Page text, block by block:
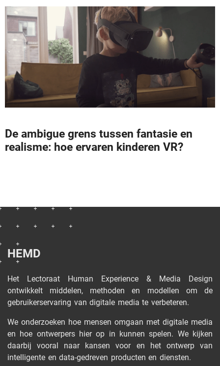
De ambigue grens tussen fantasie en
realisme: hoe ervaren kinderen VR?
HEMD
Het Lectoraat Human Experience & Media Design
ontwikkelt middelen, methoden en modellen om de
gebruikerservaring van digitale media te verbeteren.
We onderzoeken hoe mensen omgaan met digitale media
en hoe ontwerpers hier op in kunnen spelen. We kijken
daarbij vooral naar kansen voor en het ontwerp van
intelligente en data-gedreven producten en diensten.